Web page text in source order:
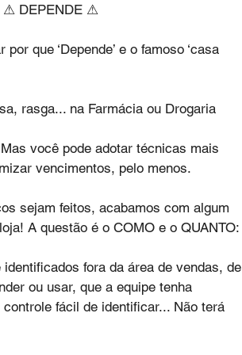
⚠ DEPENDE ⚠
que ‘Depende’ e o famoso ‘casa
rasga... na Farmácia ou Drogaria
Mas você pode adotar técnicas mais
vencimentos, pelo menos.
sejam feitos, acabamos com algum
A questão é o COMO e o QUANTO:
fora da área de vendas, de
ou usar, que a equipe tenha
fácil de identificar... Não terá